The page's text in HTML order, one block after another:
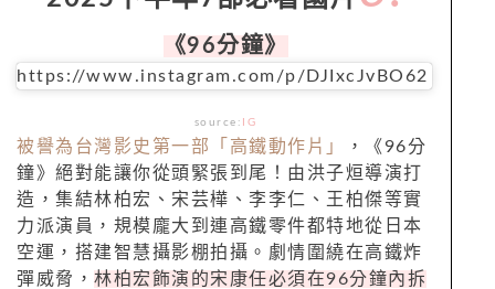
《96分鐘》
https://www.instagram.com/p/DJIxcJvBO62
source: IG
被譽為台灣影史第一部「高鐵動作片」
，《96分
鐘》絕對能讓你從頭緊張到尾！由洪子烜導演打
造，集結林柏宏、宋芸樺、李李仁、王柏傑等實
力派演員，規模龐大到連高鐵零件都特地從日本
空運，搭建智慧攝影棚拍攝。劇情圍繞在高鐵炸
彈威脅， 林柏宏飾演的宋康任必須在96分鐘內拆